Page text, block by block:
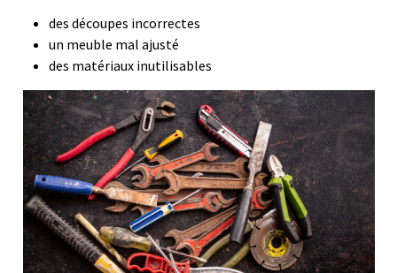
des découpes incorrectes
un meuble mal ajusté
des matériaux inutilisables